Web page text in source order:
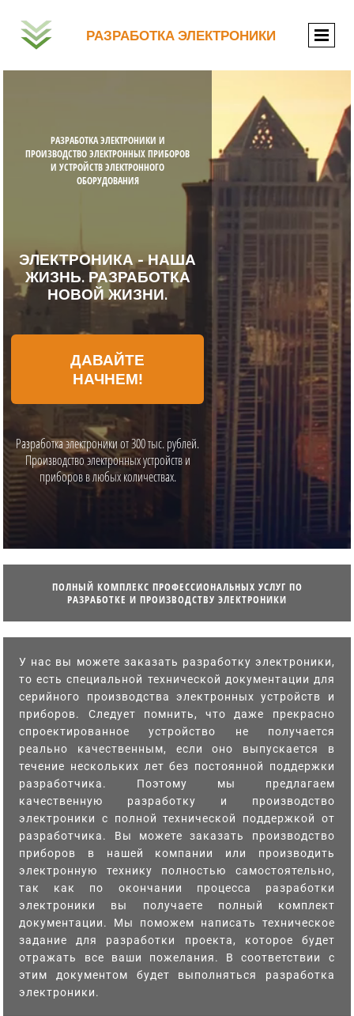
РАЗРАБОТКА ЭЛЕКТРОНИКИ
РАЗРАБОТКА ЭЛЕКТРОНИКИ И
ПРОИЗВОДСТВО ЭЛЕКТРОННЫХ ПРИБОРОВ
И УСТРОЙСТВ ЭЛЕКТРОННОГО
ОБОРУДОВАНИЯ
ЭЛЕКТРОНИКА - НАША
ЖИЗНЬ. РАЗРАБОТКА
НОВОЙ ЖИЗНИ.
ДАВАЙТЕ
НАЧНЕМ!
Разработка электроники от 300 тыс. рублей.
Производство электронных устройств и
приборов в любых количествах.
ПОЛНЫЙ КОМПЛЕКС ПРОФЕССИОНАЛЬНЫХ УСЛУГ ПО
РАЗРАБОТКЕ И ПРОИЗВОДСТВУ ЭЛЕКТРОНИКИ
У нас вы можете заказать разработку электроники,
то есть специальной технической документации для
серийного производства электронных устройств и
приборов. Следует помнить, что даже прекрасно
спроектированное устройство не получается
реально качественным, если оно выпускается в
течение нескольких лет без постоянной поддержки
разработчика. Поэтому мы предлагаем
качественную разработку и производство
электроники с полной технической поддержкой от
разработчика. Вы можете заказать производство
приборов в нашей компании или производить
электронную технику полностью самостоятельно,
так как по окончании процесса разработки
электроники вы получаете полный комплект
документации. Мы поможем написать техническое
задание для разработки проекта, которое будет
отражать все ваши пожелания. В соответствии с
этим документом будет выполняться разработка
электроники.